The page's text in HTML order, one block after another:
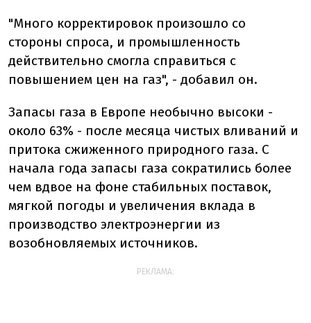
"Много корректировок произошло со
стороны спроса, и промышленность
действительно смогла справиться с
повышением цен на газ", - добавил он.
Запасы газа в Европе необычно высоки -
около 63% - после месяца чистых вливаний и
притока сжиженного природного газа. С
начала года запасы газа сократились более
чем вдвое на фоне стабильных поставок,
мягкой погоды и увеличения вклада в
производство электроэнергии из
возобновляемых источников.
РЕКЛАМА: